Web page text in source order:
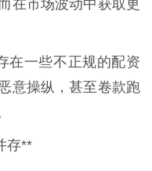
在市场波动中获取更
在一些不正规的配资
意操纵，甚至卷款跑
存**